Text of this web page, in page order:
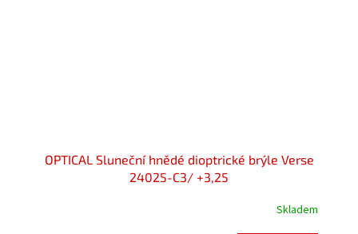
OPTICAL Sluneční hnědé dioptrické brýle Verse
24025-C3/ +3,25
Skladem